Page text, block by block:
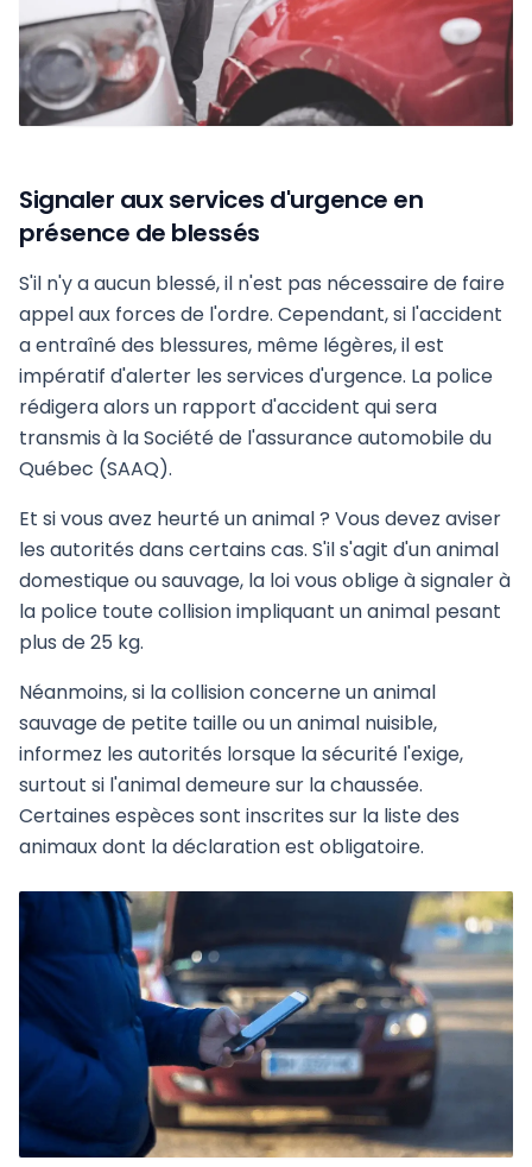
Signaler aux services d'urgence en
présence de blessés
S'il n'y a aucun blessé, il n'est pas nécessaire de faire
appel aux forces de l'ordre. Cependant, si l'accident
a entraîné des blessures, même légères, il est
impératif d'alerter les services d'urgence. La police
rédigera alors un rapport d'accident qui sera
transmis à la Société de l'assurance automobile du
Québec (SAAQ).
Et si vous avez heurté un animal ? Vous devez aviser
les autorités dans certains cas. S'il s'agit d'un animal
domestique ou sauvage, la loi vous oblige à signaler à
la police toute collision impliquant un animal pesant
plus de 25 kg.
Néanmoins, si la collision concerne un animal
sauvage de petite taille ou un animal nuisible,
informez les autorités lorsque la sécurité l'exige,
surtout si l'animal demeure sur la chaussée.
Certaines espèces sont inscrites sur la liste des
animaux dont la déclaration est obligatoire.